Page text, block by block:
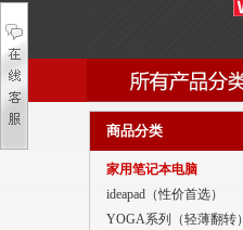
家用笔记本电脑
商用笔记本电脑
平板电脑
商品分类
家用笔记本电脑
ideapad（性价首选）
YOGA系列（轻薄翻转）